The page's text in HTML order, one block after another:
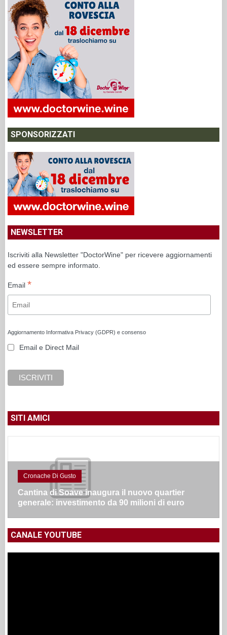
SPONSORIZZATI
NEWSLETTER
Iscriviti alla Newsletter "DoctorWine" per ricevere aggiornamenti
ed essere sempre informato.
Email *
Aggiornamento Informativa Privacy (GDPR) e consenso
Email e Direct Mail
SITI AMICI
Cronache Di Gusto
Cantina di Soave inaugura il nuovo quartier
generale: investimento da 90 milioni di euro
CANALE YOUTUBE